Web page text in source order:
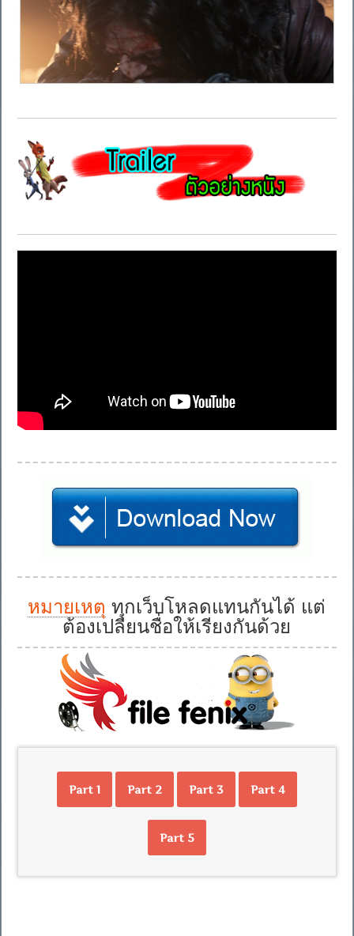
หมายเหตุ ทุกเว็บโหลดแทนกันได้ แต่
ต้องเปลี่ยนชื่อให้เรียงกันด้วย
Part 1 Part 2 Part 3 Part 4
Part 5